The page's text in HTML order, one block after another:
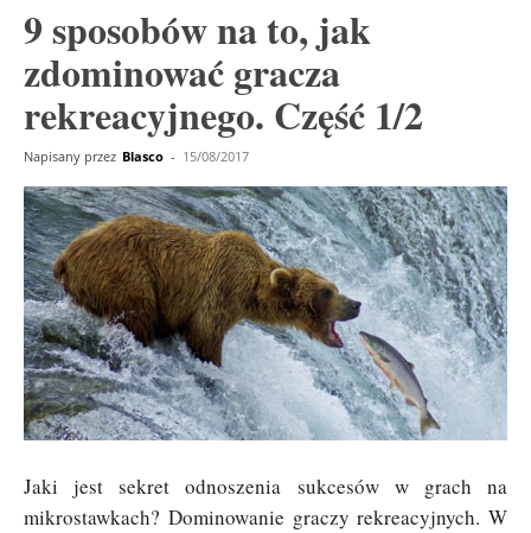
9 sposobów na to, jak
zdominować gracza
rekreacyjnego. Część 1/2
Napisany przez Blasco - 15/08/2017
Jaki jest sekret odnoszenia sukcesów w grach na
mikrostawkach? Dominowanie graczy rekreacyjnych. W